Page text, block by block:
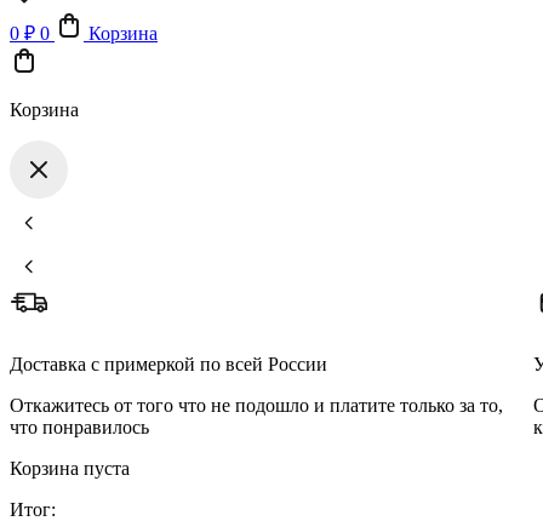
0 ₽ 0 Корзина
Корзина
Доставка с примеркой по всей России
Откажитесь от того что не подошло и платите только за то,
что понравилось
Корзина пуста
Итог: